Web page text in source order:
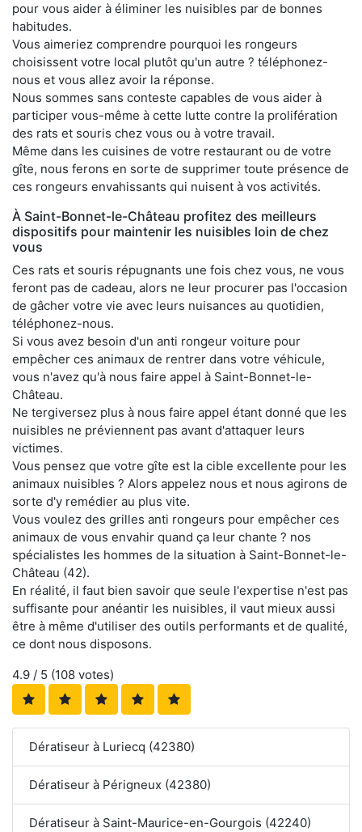
pour vous aider à éliminer les nuisibles par de bonnes
habitudes.
Vous aimeriez comprendre pourquoi les rongeurs
choisissent votre local plutôt qu'un autre ? téléphonez-
nous et vous allez avoir la réponse.
Nous sommes sans conteste capables de vous aider à
participer vous-même à cette lutte contre la prolifération
des rats et souris chez vous ou à votre travail.
Même dans les cuisines de votre restaurant ou de votre
gîte, nous ferons en sorte de supprimer toute présence de
ces rongeurs envahissants qui nuisent à vos activités.
À Saint-Bonnet-le-Château profitez des meilleurs
dispositifs pour maintenir les nuisibles loin de chez
vous
Ces rats et souris répugnants une fois chez vous, ne vous
feront pas de cadeau, alors ne leur procurer pas l'occasion
de gâcher votre vie avec leurs nuisances au quotidien,
téléphonez-nous.
Si vous avez besoin d'un anti rongeur voiture pour
empêcher ces animaux de rentrer dans votre véhicule,
vous n'avez qu'à nous faire appel à Saint-Bonnet-le-
Château.
Ne tergiversez plus à nous faire appel étant donné que les
nuisibles ne préviennent pas avant d'attaquer leurs
victimes.
Vous pensez que votre gîte est la cible excellente pour les
animaux nuisibles ? Alors appelez nous et nous agirons de
sorte d'y remédier au plus vite.
Vous voulez des grilles anti rongeurs pour empêcher ces
animaux de vous envahir quand ça leur chante ? nos
spécialistes les hommes de la situation à Saint-Bonnet-le-
Château (42).
En réalité, il faut bien savoir que seule l'expertise n'est pas
suffisante pour anéantir les nuisibles, il vaut mieux aussi
être à même d'utiliser des outils performants et de qualité,
ce dont nous disposons.
4.9 / 5 (108 votes)
Dératiseur à Luriecq (42380)
Dératiseur à Périgneux (42380)
Dératiseur à Saint-Maurice-en-Gourgois (42240)